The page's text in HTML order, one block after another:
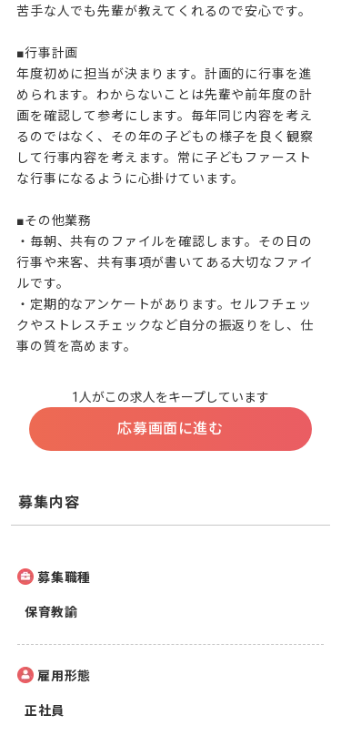
苦手な人でも先輩が教えてくれるので安心です。
■行事計画
年度初めに担当が決まります。計画的に行事を進
められます。わからないことは先輩や前年度の計
画を確認して参考にします。毎年同じ内容を考え
るのではなく、その年の子どもの様子を良く観察
して行事内容を考えます。常に子どもファースト
な行事になるように心掛けています。
■その他業務
・毎朝、共有のファイルを確認します。その日の
行事や来客、共有事項が書いてある大切なファイ
ルです。
・定期的なアンケートがあります。セルフチェッ
クやストレスチェックなど自分の振返りをし、仕
事の質を高めます。
1人がこの求人をキープしています
応募画面に進む
募集内容
募集職種
保育教諭
雇用形態
正社員